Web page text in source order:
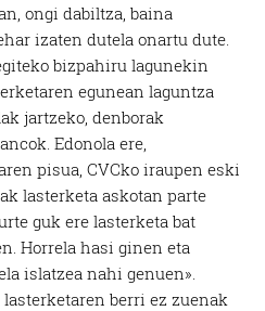
ongi dabiltza, baina
izaten dutela onartu dute.
bizpahiru lagunekin
egunean laguntza
jartzeko, denborak
Edonola ere,
pisua, CVCko iraupen eski
lasterketa askotan parte
guk ere lasterketa bat
Horrela hasi ginen eta
islatzea nahi genuen».
berri ez zuenak